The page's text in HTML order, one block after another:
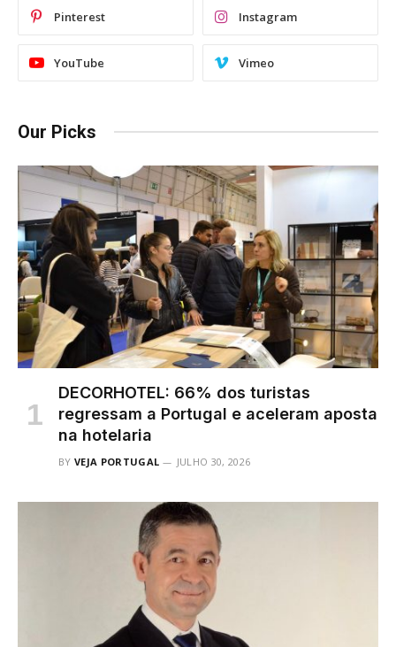
Pinterest Instagram
YouTube Vimeo
Our Picks
DECORHOTEL: 66% dos turistas
regressam a Portugal e aceleram aposta
na hotelaria
BY VEJA PORTUGAL JULHO 30, 2026